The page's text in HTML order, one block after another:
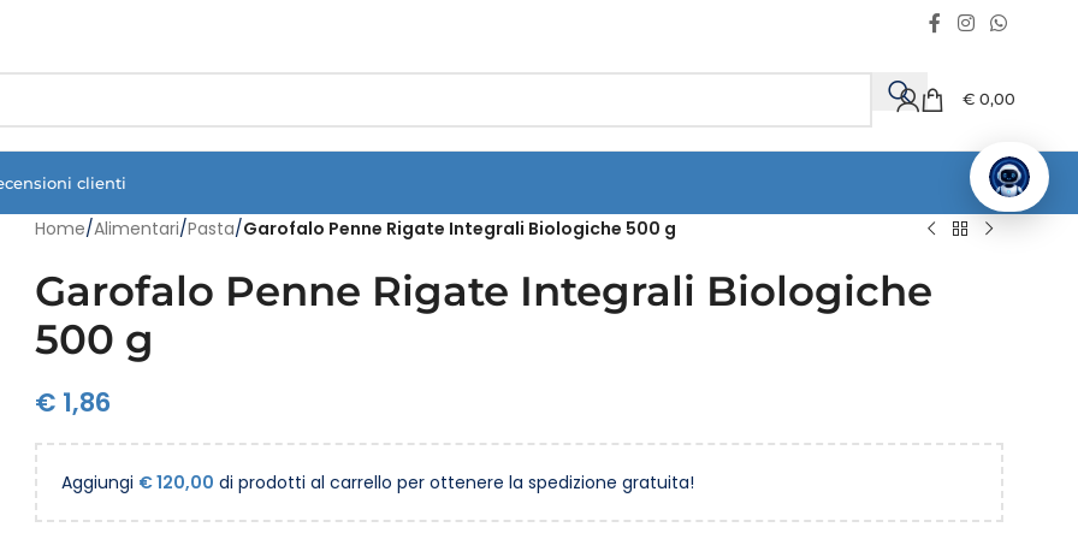
€ 0,00
clienti
Home/Alimentari/Pasta/Garofalo Penne Rigate Integrali Biologiche 500 g
Garofalo Penne Rigate Integrali Biologiche
500 g
€ 1,86
Aggiungi €120,00 di prodotti al carrello per ottenere la spedizione gratuita!